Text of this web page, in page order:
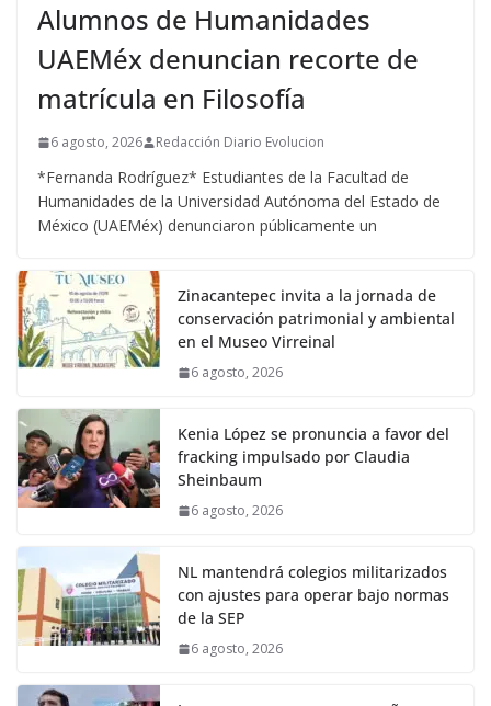
Alumnos de Humanidades
UAEMéx denuncian recorte de
matrícula en Filosofía
6 agosto, 2026 Redacción Diario Evolucion
*Fernanda Rodríguez* Estudiantes de la Facultad de
Humanidades de la Universidad Autónoma del Estado de
México (UAEMéx) denunciaron públicamente un
Zinacantepec invita a la jornada de
conservación patrimonial y ambiental
en el Museo Virreinal
6 agosto, 2026
Kenia López se pronuncia a favor del
fracking impulsado por Claudia
Sheinbaum
6 agosto, 2026
NL mantendrá colegios militarizados
con ajustes para operar bajo normas
de la SEP
6 agosto, 2026